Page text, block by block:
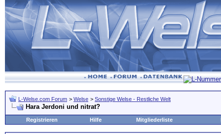
L-Welse.com Forum > Welse > Sonstige Welse - Restliche Welt
Hara Jerdoni und nitrat?
Registrieren Hilfe Mitgliederliste